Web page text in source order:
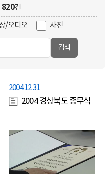
820건
/오디오 사진
검색
2004.12.31
2004 경상북도 종무식